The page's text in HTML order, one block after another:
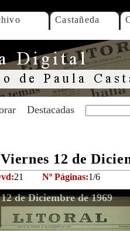
Castañeda
Destacadas
12 de
21 Nº Páginas:1/6
de Diciembre de 1969